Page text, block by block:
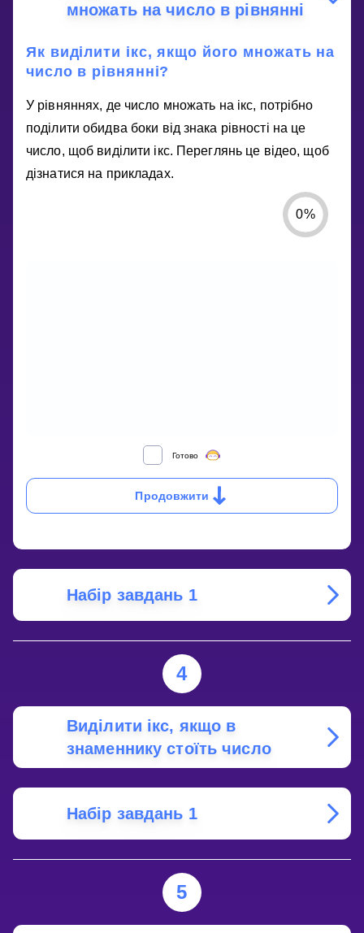
множать на число в рівнянні
Як виділити ікс, якщо його множать на
число в рівнянні?
У рівняннях, де число множать на ікс, потрібно
поділити обидва боки від знака рівності на це
число, щоб виділити ікс. Переглянь це відео, щоб
дізнатися на прикладах.
0%
YOU
X
BY
NUMBER
IN
EQUATION?
Готово
Продовжити
Набір завдань 1
4
Виділити ікс, якщо в
знаменнику стоїть число
Набір завдань 1
5